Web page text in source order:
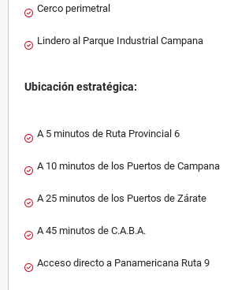
Cerco perimetral
Lindero al Parque Industrial Campana
Ubicación estratégica:
A 5 minutos de Ruta Provincial 6
A 10 minutos de los Puertos de Campana
A 25 minutos de los Puertos de Zárate
A 45 minutos de C.A.B.A.
Acceso directo a Panamericana Ruta 9